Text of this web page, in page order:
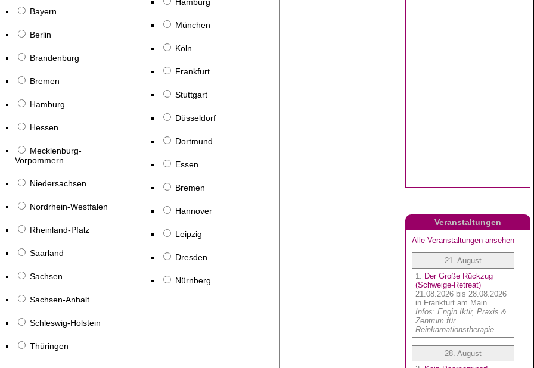
Bayern
Berlin
Brandenburg
Bremen
Hamburg
Hessen
Mecklenburg-
Vorpommern
Niedersachsen
Nordrhein-Westfalen
Rheinland-Pfalz
Saarland
Sachsen
Sachsen-Anhalt
Schleswig-Holstein
Thüringen
Hamburg
München
Köln
Frankfurt
Stuttgart
Düsseldorf
Dortmund
Essen
Bremen
Hannover
Leipzig
Dresden
Nürnberg
Veranstaltungen